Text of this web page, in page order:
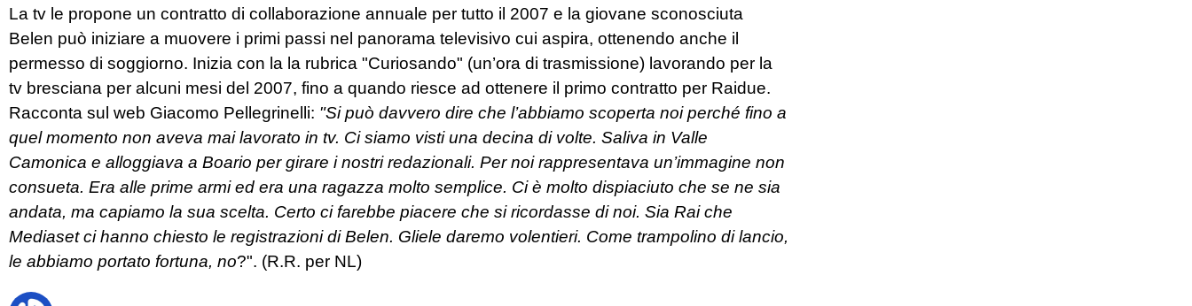
La tv le propone un contratto di collaborazione annuale per tutto il 2007 e la giovane sconosciuta
Belen può iniziare a muovere i primi passi nel panorama televisivo cui aspira, ottenendo anche il
permesso di soggiorno. Inizia con la la rubrica "Curiosando" (un’ora di trasmissione) lavorando per la
tv bresciana per alcuni mesi del 2007, fino a quando riesce ad ottenere il primo contratto per Raidue.
Racconta sul web Giacomo Pellegrinelli: "Si può davvero dire che l’abbiamo scoperta noi perché fino a
quel momento non aveva mai lavorato in tv. Ci siamo visti una decina di volte. Saliva in Valle
Camonica e alloggiava a Boario per girare i nostri redazionali. Per noi rappresentava un’immagine non
consueta. Era alle prime armi ed era una ragazza molto semplice. Ci è molto dispiaciuto che se ne sia
andata, ma capiamo la sua scelta. Certo ci farebbe piacere che si ricordasse di noi. Sia Rai che
Mediaset ci hanno chiesto le registrazioni di Belen. Gliele daremo volentieri. Come trampolino di lancio,
le abbiamo portato fortuna, no?". (R.R. per NL)